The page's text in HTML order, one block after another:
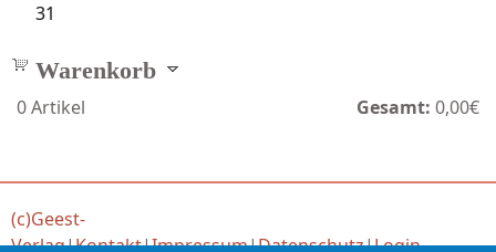
31
Warenkorb
0Artikel Gesamt: 0,00€
(c)Geest-
Verlag|Kontakt|Impressum|Datenschutz|Login